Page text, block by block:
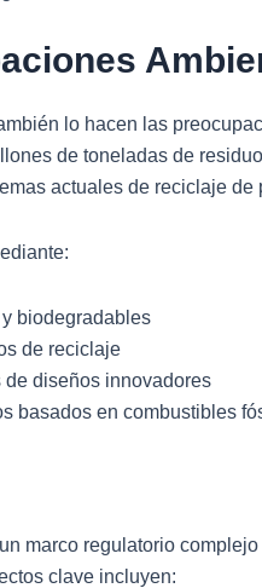
lo hacen las
de toneladas de
actuales de reciclaje
biodegradables
de reciclaje
de diseños innovadores
basados en combustibles
marco regulatorio
clave incluyen: